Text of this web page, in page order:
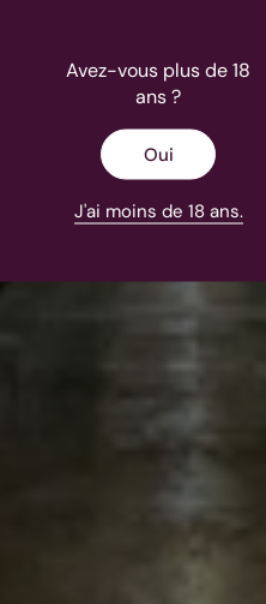
Avez-vous plus de 18
ans ?
Oui
J'ai moins de 18 ans.